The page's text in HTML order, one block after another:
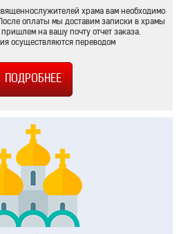
храма вам необходимо
оплаты мы доставим записки в храмы
на вашу почту отчет заказа.
осуществляются переводом